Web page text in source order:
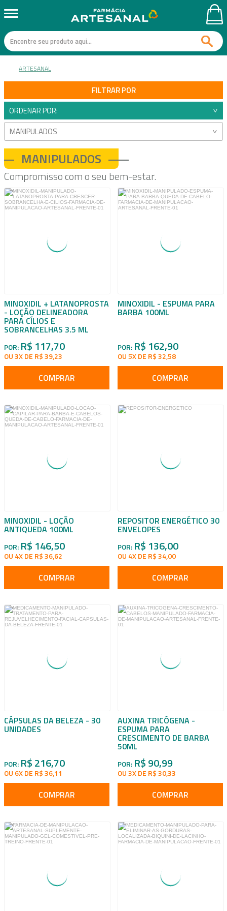
ARTESANAL
FILTRAR POR
ORDENAR POR:
MANIPULADOS
MANIPULADOS
Compromisso com o seu bem-estar.
MINOXIDIL + LATANOPROSTA
- LOÇÃO DELINEADORA
PARA CÍLIOS E
SOBRANCELHAS 3.5 ML
POR: R$ 117,70
OU 3X DE R$ 39,23
COMPRAR
MINOXIDIL - ESPUMA PARA
BARBA 100ML
POR: R$ 162,90
OU 5X DE R$ 32,58
COMPRAR
MINOXIDIL - LOÇÃO
ANTIQUEDA 100ML
POR: R$ 146,50
OU 4X DE R$ 36,62
COMPRAR
REPOSITOR ENERGÉTICO 30
ENVELOPES
POR: R$ 136,00
OU 4X DE R$ 34,00
COMPRAR
CÁPSULAS DA BELEZA - 30
UNIDADES
POR: R$ 216,70
OU 6X DE R$ 36,11
COMPRAR
AUXINA TRICÓGENA -
ESPUMA PARA
CRESCIMENTO DE BARBA
50ML
POR: R$ 90,99
OU 3X DE R$ 30,33
COMPRAR